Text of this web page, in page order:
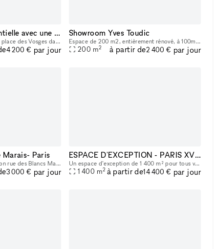
Une galerie confidentielle avec une adresse remarquable
Au cœur de la prestigieuse place des Vosges dans le quartier du Marais, découvrez notre galerie nichée au fond d’une cour fleurie. Une adresse idéale pour présenter vos collections et recevoir vos co
4 200 € par jour
Showroom Yves Toudic
Espace de 200 m2, entièrement rénové, à 100m du métro République. Style industriel, très belle hauteur sous plafond, lumière naturelle par verrière et éclairage haut de gamme, Entièrement climatisé.
200 m2 à partir de2 400 € par jour
Marais- Paris
With one principal access on rue des Blancs Manteaux and a second access on rue des Guillemites with a big window.
3 000 € par jour
ESPACE D'EXCEPTION - PARIS XV - TOWER
Un espace d’exception de 1 400 m² pour tous vos projets artistiques et professionnels Situé dans un environnement dynamique, cet espace unique est pensé pour accueillir une grande variété d’événemen
1 400 m2 à partir de14 400 € par jour